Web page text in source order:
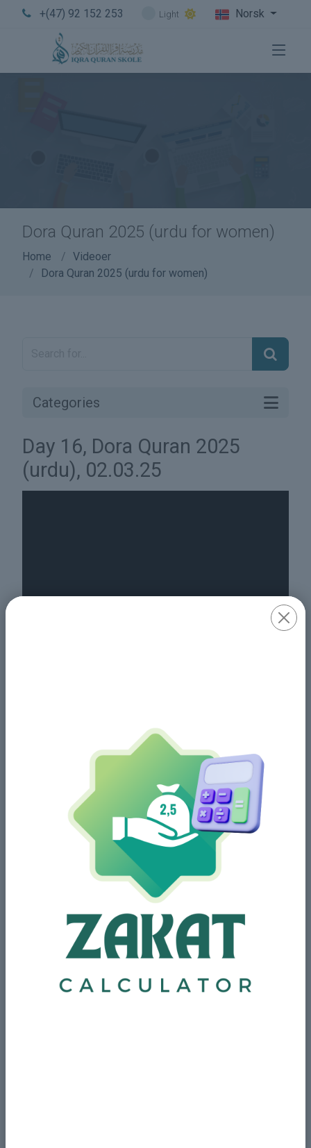
+(47) 92 152 253 Light Norsk
Dora Quran 2025 (urdu for women)
Home
Videoer
Dora Quran 2025 (urdu for women)
Categories
Day 16, Dora Quran 2025
(urdu), 02.03.25
Share
Add New Comment